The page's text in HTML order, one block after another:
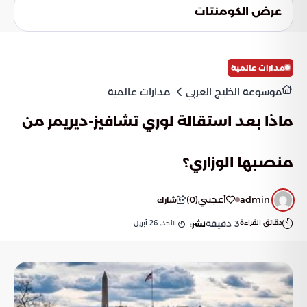
عرض الكومنتات
مدارات عالمية
موسوعة الخليج العربي مدارات عالمية
ماذا بعد استقالة لوري تشافيز-ديريمر من
منصبها الوزاري؟
admin أعجبني(
0
) شارك
دقائق القراءة3 دقيقةنشر: الأحد, 26 أبريل